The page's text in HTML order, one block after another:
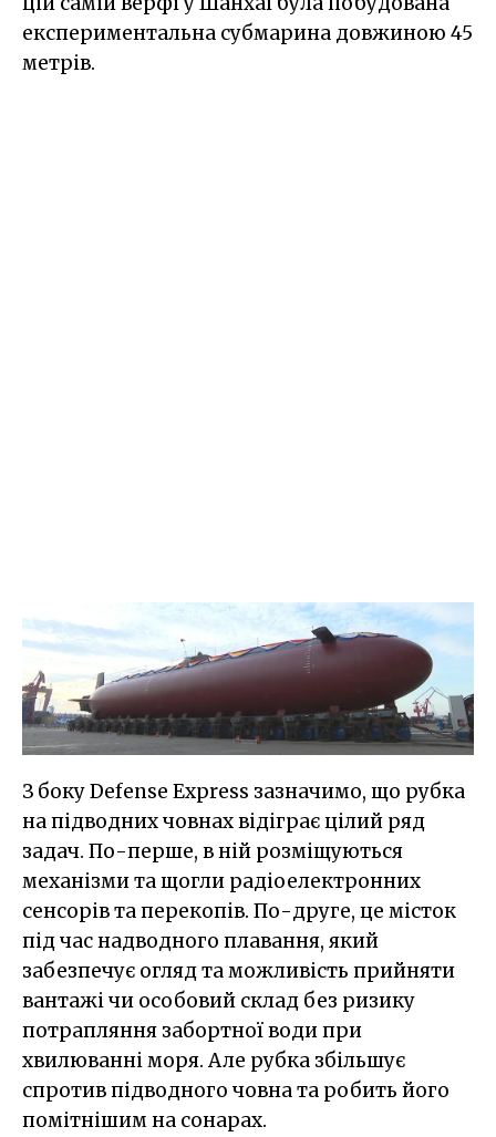
експериментальна субмарина довжиною 45
метрів.
З боку Defense Express зазначимо, що рубка
на підводних човнах відіграє цілий ряд
задач. По-перше, в ній розміщуються
механізми та щогли радіоелектронних
сенсорів та перекопів. По-друге, це місток
під час надводного плавання, який
забезпечує огляд та можливість прийняти
вантажі чи особовий склад без ризику
потрапляння забортної води при
хвилюванні моря. Але рубка збільшує
спротив підводного човна та робить його
помітнішим на сонарах.